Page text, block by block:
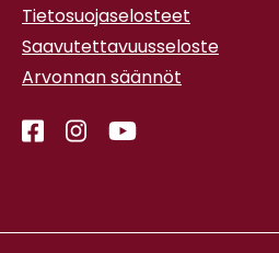
Tietosuojaselosteet
Saavutettavuusseloste
Arvonnan säännöt